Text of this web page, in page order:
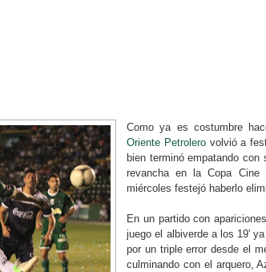
Como ya es costumbre
Oriente Petrolerovolvió a
bien terminó empatando con
revancha en la Copa Cine
miércoles festejó haberlo
En un partido con
juego el albiverde a los 19'
por un triple error desde el
culminando con el arquero,